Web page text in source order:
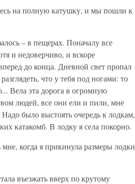
на полную катушку, и мы пошли к
– в пещерах. Поначалу все
и недоверчиво, и вскоре
до конца. Дневной свет пропал
что у тебя под ногами: то
Вела эта дорога в огромную
людей, все они ели и пили, мне
было выстоять очередь к лодкам,
катакомб. В лодку я села покорно.
когда я прикинула размеры лодки
въезжать вверх по крутому